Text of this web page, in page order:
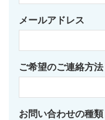
メールアドレス
ご希望のご連絡方法
お問い合わせの種類